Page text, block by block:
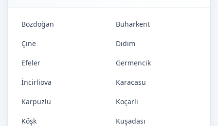
Bozdoğan Buharkent
Çine Didim
Efeler Germencik
İncirliova Karacasu
Karpuzlu Koçarlı
Köşk Kuşadası